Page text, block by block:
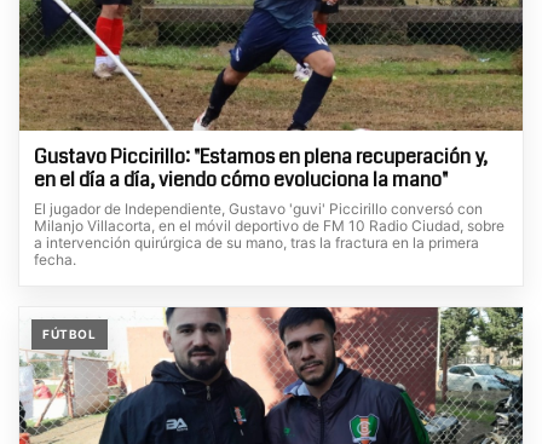
Gustavo Piccirillo: "Estamos en plena recuperación y,
en el día a día, viendo cómo evoluciona la mano"
El jugador de Independiente, Gustavo 'guvi' Piccirillo conversó con
Milanjo Villacorta, en el móvil deportivo de FM 10 Radio Ciudad, sobre
a intervención quirúrgica de su mano, tras la fractura en la primera
fecha.
FÚTBOL